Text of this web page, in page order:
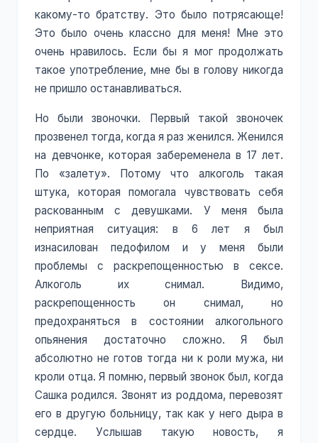
какому-то братству. Это было потрясающе!
Это было очень классно для меня! Мне это
очень нравилось. Если бы я мог продолжать
такое употребление, мне бы в голову никогда
не пришло останавливаться.
Но были звоночки. Первый такой звоночек
прозвенел тогда, когда я раз женился. Женился
на девчонке, которая забеременела в 17 лет.
По «залету». Потому что алкоголь такая
штука, которая помогала чувствовать себя
раскованным с девушками. У меня была
неприятная ситуация: в 6 лет я был
изнасилован педофилом и у меня были
проблемы с раскрепощенностью в сексе.
Алкоголь их снимал. Видимо,
раскрепощенность он снимал, но
предохраняться в состоянии алкогольного
опьянения достаточно сложно. Я был
абсолютно не готов тогда ни к роли мужа, ни
кроли отца. Я помню, первый звонок был, когда
Сашка родился. Звонят из роддома, перевозят
его в другую больницу, так как у него дыра в
сердце. Услышав такую новость, я